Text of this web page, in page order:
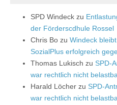
SPD Windeck zu
der Förderscdhule Rossel
Chris Bo zu Windeck
SozialPlus erfolgreich
Thomas Lukisch zu SPD-
war rechtlich nicht
Harald Löcher zu SPD-
war rechtlich nicht